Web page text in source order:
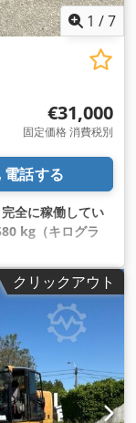
1 /7
€31,000
固定価格 消費税別
電話する
完全に稼働してい
kg（キログラ
クリックアウト